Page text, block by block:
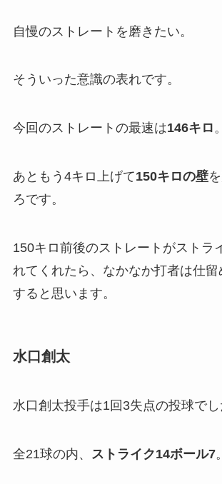
自慢のストレートを磨きたい。
そういった意識の表れです。
今回のストレートの最速は146キロ。
あともう4キロ上げて150キロの壁
ろです。
150キロ前後のストレートがストラ
れてくれたら、なかなか打者は仕
すると思います。
水口創太
水口創太投手は1回3失点の投球でし
全21球の内、 ストライク14ボール7。